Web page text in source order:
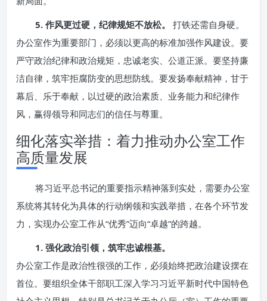
5. 作风更过硬，纪律规矩不放松。
打铁还需自身硬。
办公室作为重要部门，必须以更高的标准加强作风建设。要
严守政治纪律和政治规矩，忠诚老实、公道正派。要坚持廉
洁自律，筑牢拒腐防变的思想防线。要发扬奉献精神，甘于
幕后、乐于奉献，以过硬的政治素质、业务能力和纪律作
风，赢得领导和同志们的信任与尊重。
细化落实举措：着力推动办公室工作
高质量发展
将习近平总书记的重要指示精神落到实处，需要办公室
系统将其转化为具体的行动纲领和实践举措，在各个环节发
力，实现办公室工作从“优秀”迈向“卓越”的跨越。
1. 强化政治引领，筑牢忠诚根基。
办公室工作是政治性很强的工作，必须始终把政治建设摆在
首位。要组织全体干部职工深入学习习近平新时代中国特色